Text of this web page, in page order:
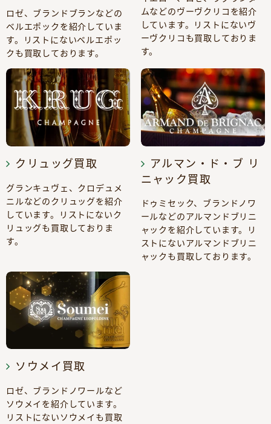
ロゼ、ブランドブランなどの
ベルエポックを紹介していま
す。リストにないベルエポッ
クも買取しております。
ムなどのヴーヴクリコを紹介
しています。リストにないヴ
ーヴクリコも買取しておりま
す。
クリュッグ買取
グランキュヴェ、クロデュメ
ニルなどのクリュッグを紹介
しています。リストにないク
リュッグも買取しておりま
す。
アルマン・ド・ブ リ
ニャック買取
ドゥミセック、ブランドノワ
ールなどのアルマンドブリニ
ャックを紹介しています。リ
ストにないアルマンドブリニ
ャックも買取しております。
ソウメイ買取
ロゼ、ブランドノワールなど
ソウメイを紹介しています。
リストにないソウメイも買取